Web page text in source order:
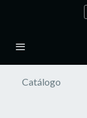
Catálogo